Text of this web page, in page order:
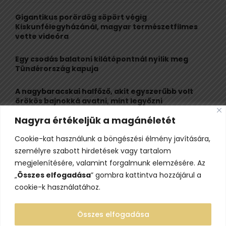
Nagyra értékeljük a magánéletét
Cookie-kat használunk a böngészési élmény javítására,
személyre szabott hirdetések vagy tartalom
megjelenítésére, valamint forgalmunk elemzésére. Az
„Összes elfogadása” gombra kattintva hozzájárul a
cookie-k használatához.
Összes elfogadása
o
r
:
R
Gigantikus porördög söpört végig
Kiskunfélegyházánál, magyar természetfilmes
vette videóra
Egy csodás balatoni kilátópontnál nyílik meg
Tündérország kapuja
A nagybaracskai halfőző, akit egyszerűbb volt
örökös bajnokká avatni, mint legyőzni
10 érdekesség a hosszú útra készülő gólyákról
Kisvasútról nézheted a Perseidák hullócsillagait
ezen a különleges éjszakai programon